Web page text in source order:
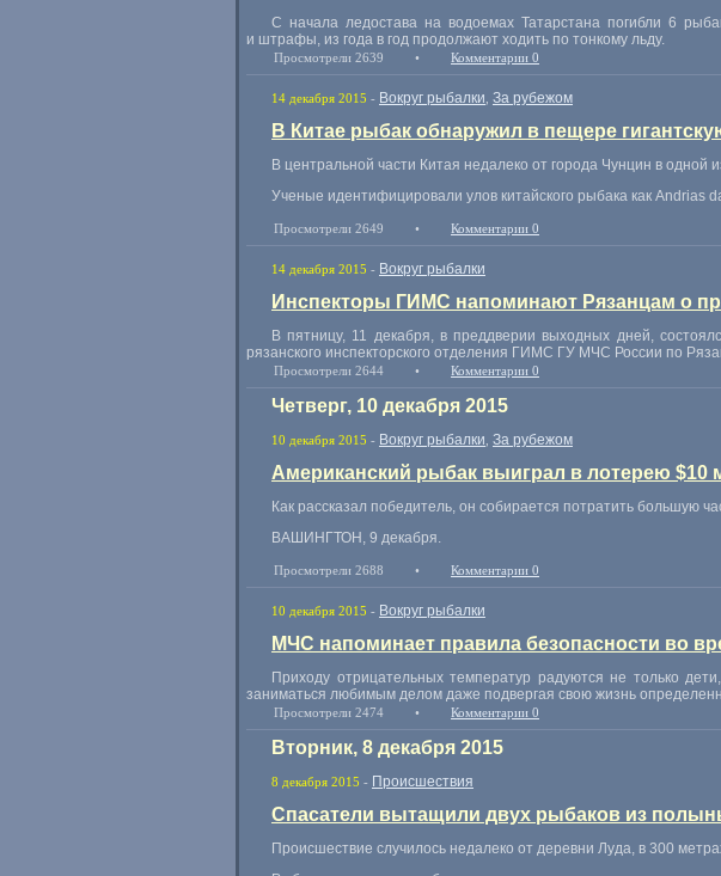
С начала ледостава на водоемах Татарстана погибли 6
и штрафы, из года в год продолжают ходить по тонкому льду.
Просмотрели 2639 • Комментарии 0
14 декабря 2015 - Вокруг рыбалки За рубежом
В Китае рыбак обнаружил в пещере
В центральной части Китая недалеко от города Чунцин в
Ученые идентифицировали улов китайского рыбака как
Просмотрели 2649 • Комментарии 0
14 декабря 2015 - Вокруг рыбалки
Инспекторы ГИМС напоминают Рязанцам о
В пятницу, 11 декабря, в преддверии выходных дней,
рязанского инспекторского отделения ГИМС ГУ МЧС России по
Просмотрели 2644 • Комментарии 0
Четверг, 10 декабря 2015
10 декабря 2015 - Вокруг рыбалки За рубежом
Американский рыбак выиграл в лотерею $10
Как рассказал победитель, он собирается потратить большую
ВАШИНГТОН , 9 декабря.
Просмотрели 2688 • Комментарии 0
10 декабря 2015 - Вокруг рыбалки
МЧС напоминает правила безопасности во
Приходу отрицательных температур радуются не только дети,
заниматься любимым делом даже подвергая свою жизнь
Просмотрели 2474 • Комментарии 0
Вторник, 8 декабря 2015
8 декабря 2015 - Происшествия
Спасатели вытащили двух рыбаков из
Происшествие случилось недалеко от деревни Луда, в 300